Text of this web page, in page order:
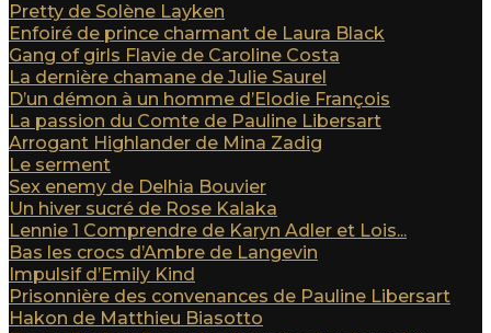
Pretty de Solène Layken
Enfoiré de prince charmant de Laura Black
Gang of girls Flavie de Caroline Costa
La dernière chamane de Julie Saurel
D’un démon à un homme d’Elodie François
La passion du Comte de Pauline Libersart
Arrogant Highlander de Mina Zadig
Le serment
Sex enemy de Delhia Bouvier
Un hiver sucré de Rose Kalaka
Lennie 1 Comprendre de Karyn Adler et Lois...
Bas les crocs d’Ambre de Langevin
Impulsif d’Emily Kind
Prisonnière des convenances de Pauline Libersart
Hakon de Matthieu Biasotto